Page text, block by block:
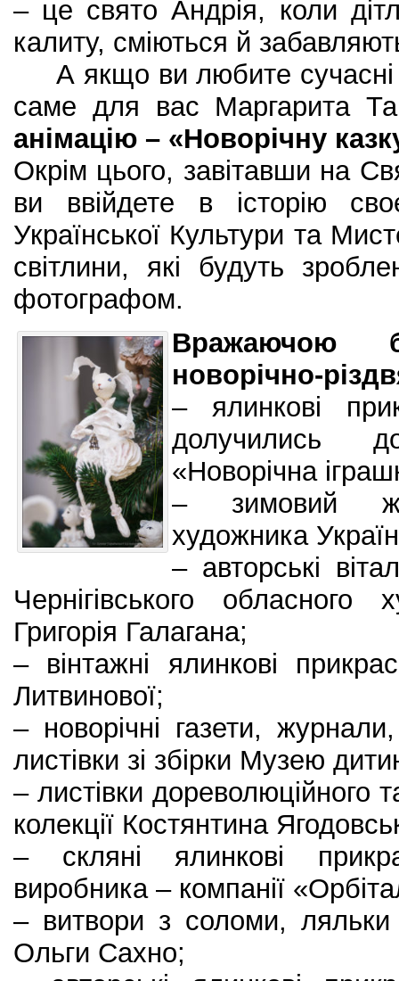
– це свято Андрія, коли
калиту, сміються й
А якщо ви любите сучасні
саме для вас Маргарита
анімацію – «Новорічну
Окрім цього, завітавши на
ви ввійдете в історію
Української Культури та
світлини, які будуть
фотографом.
Вражаючою
новорічно-
– ялинкові
долучились
«Новорічна
– зимовий
художника
– авторські
Чернігівського
Григорія Галагана;
– вінтажні ялинкові
Литвинової;
– новорічні газети,
листівки зі збірки Музею
– листівки дореволюційного
колекції Костянтина
– скляні ялинкові
виробника – компанії
– витвори з соломи, ляльки
Ольги Сахно;